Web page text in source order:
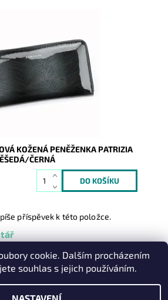
imituje kapradí či tis. Novinka,
Piu
KOŽENÁ PENĚŽENKA PATRIZIA
ČERNÁ
příspěvek k této položce.
| Zboží.cz Oázakabelek
cookie. Dalším procházením
souhlas s jejich používáním.